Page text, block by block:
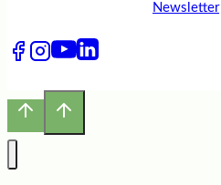
Newsletter